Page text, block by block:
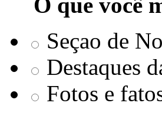
O que você
Seçao de
Destaques
Fotos e